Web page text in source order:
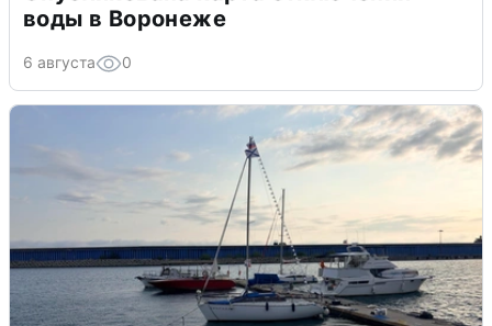
воды в Воронеже
6 августа 0